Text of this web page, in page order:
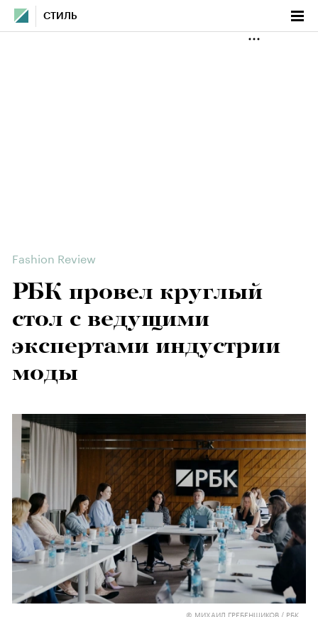
СТИЛЬ
Fashion Review
РБК провел круглый
стол с ведущими
экспертами индустрии
моды
© МИХАИЛ ГРЕБЕНЩИКОВ / РБК